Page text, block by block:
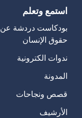
استمع وتعلم
بودكاست دردشة عن
حقوق الإنسان
ندوات الكترونية
المدونة
قصص ونجاحات
الأرشيف